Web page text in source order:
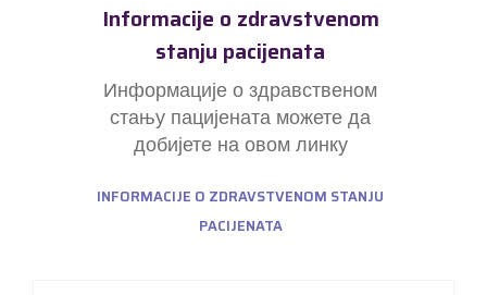
Informacije o zdravstvenom
stanju pacijenata
Информације о здравственом
стању пацијената можете да
добијете на овом линку
INFORMACIJE O ZDRAVSTVENOM STANJU
PACIJENATA